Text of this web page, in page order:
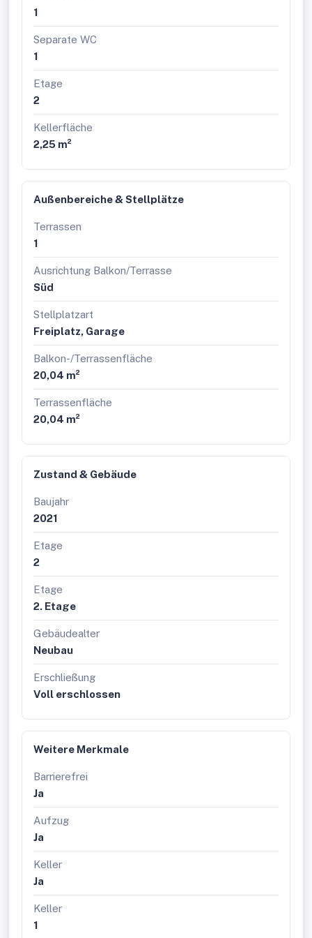
Gerne unterstütze ich Sie auch bei der Finanzierung
sowie beim Verkauf/Vermietung Ihrer Immobilie.
1
Separate WC
1
Etage
2
Kellerfläche
2,25 m²
Außenbereiche & Stellplätze
Terrassen
1
Ausrichtung Balkon/Terrasse
Süd
Stellplatzart
Freiplatz, Garage
Balkon-/Terrassenfläche
20,04 m²
Terrassenfläche
20,04 m²
Zustand & Gebäude
Baujahr
2021
Etage
2
Etage
2. Etage
Gebäudealter
Neubau
Erschließung
Voll erschlossen
Weitere Merkmale
Barrierefrei
Ja
Aufzug
Ja
Keller
Ja
Keller
1